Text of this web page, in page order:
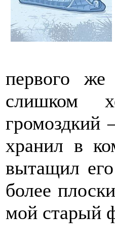
первого же
слишком
громоздкий
хранил в
вытащил
более
мой старый